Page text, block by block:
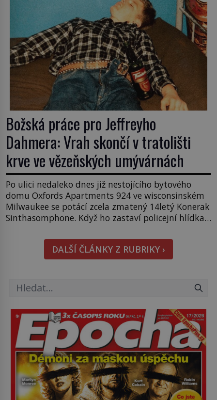
Božská práce pro Jeffreyho
Dahmera: Vrah skončí v tratolišti
krve ve vězeňských umývárnách
Po ulici nedaleko dnes již nestojícího bytového
domu Oxfords Apartments 924 ve wisconsinském
Milwaukee se potácí zcela zmatený 14letý Konerak
Sinthasomphone. Když ho zastaví policejní hlídka,
Strážníci ho dopraví zpět do udaného bytu. Oním
„kamarádem“ je ovšem jeden z nejslavnějších
vrahů, Jeffrey Dahmer (1960–1994). Je 27. května
DALŠÍ ČLÁNKY Z RUBRIKY ›